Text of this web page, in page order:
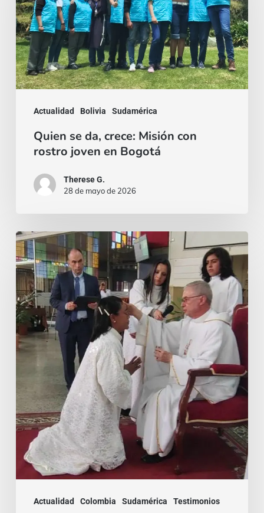
Actualidad Bolivia Sudamérica
crece:
Misión
con
rostro
joven
Quien se da, crece: Misión con
rostro joven en Bogotá
Therese G.
28 de mayo de 2026
Actualidad Colombia Sudamérica Testimonios
¡El
miedo
siempre
puede
aparecer,
pero
la
es
mayor!